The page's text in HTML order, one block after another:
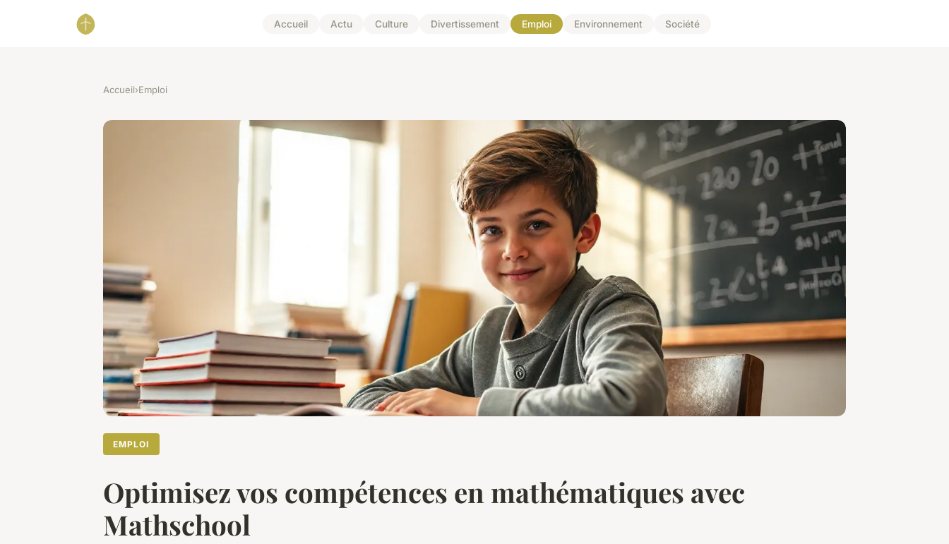
Accueil Actu Culture Divertissement Emploi Environnement Société
Accueil›Emploi
EMPLOI
Optimisez vos compétences en mathématiques avec
Mathschool